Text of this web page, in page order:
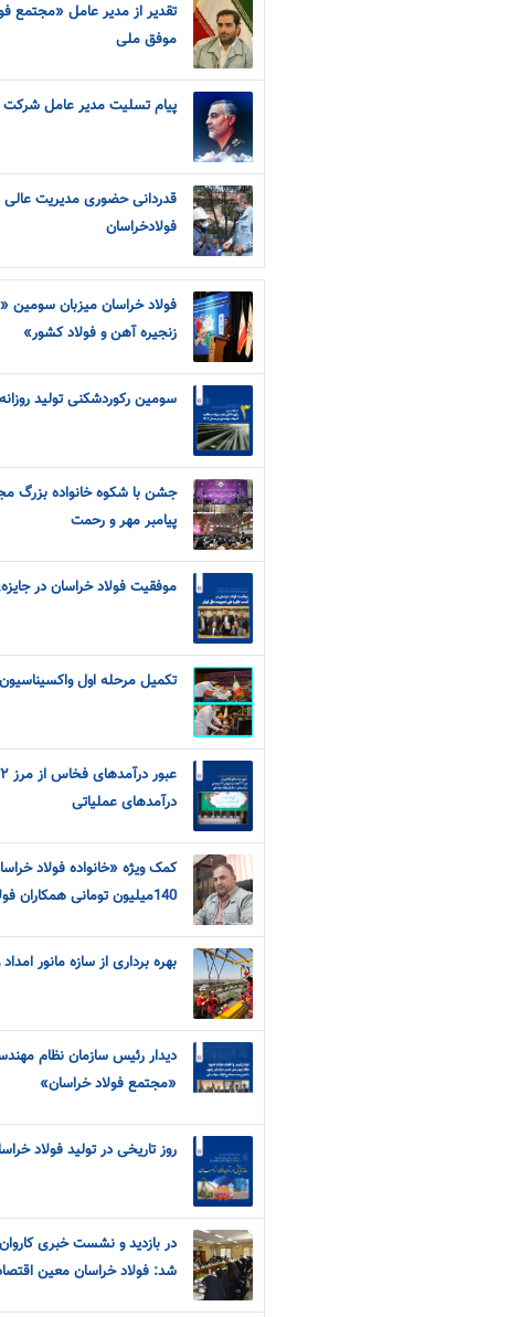
تقدیر از مدیر عامل «مجتمع
موفق ملی
پیام تسلیت مدیر عامل شرکت
قدردانی حضوری مدیریت عالی
فولادخراسان
فولاد خراسان میزبان
زنجیره آهن و فولاد کشور»
سومین رکوردشکنی تولید روزانه
جشن با شکوه خانواده بزرگ
پیامبر مهر و رحمت
موفقیت فولاد خراسان در
تکمیل مرحله اول
درآمدهای عملیاتی
کمک ویژه «خانواده فولاد
140میلیون تومانی همکاران فولاد به هموطنان سیل زده
بهره برداری از سازه مانور
دیدار رئیس سازمان نظام
«مجتمع فولاد خراسان»
روز تاریخی در تولید فولاد
در بازدید و نشست خبری کاروان
شد: فولاد خراسان معین